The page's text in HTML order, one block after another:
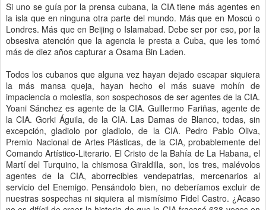
Si uno se guía por la prensa cubana, la CIA tiene más agentes en
la isla que en ninguna otra parte del mundo. Más que en Moscú o
Londres. Más que en Beijing o Islamabad. Debe ser por eso, por la
obsesiva atención que la agencia le presta a Cuba, que les tomó
más de diez años capturar a Osama Bin Laden.
Todos los cubanos que alguna vez hayan dejado escapar siquiera
la más mansa queja, hayan hecho el más suave mohín de
impaciencia o molestia, son sospechosos de ser agentes de la CIA.
Yoani Sánchez es agente de la CIA. Guillermo Fariñas, agente de
la CIA. Gorki Águila, de la CIA. Las Damas de Blanco, todas, sin
excepción, gladiolo por gladiolo, de la CIA. Pedro Pablo Oliva,
Premio Nacional de Artes Plásticas, de la CIA, probablemente del
Comando Artístico-Literario. El Cristo de la Bahía de La Habana, el
Martí del Turquino, la chismosa Giraldilla, son, los tres, malévolos
agentes de la CIA, aborrecibles vendepatrias, mercenarios al
servicio del Enemigo. Pensándolo bien, no deberíamos excluir de
nuestras sospechas ni siquiera al mismísimo Fidel Castro. ¿Acaso